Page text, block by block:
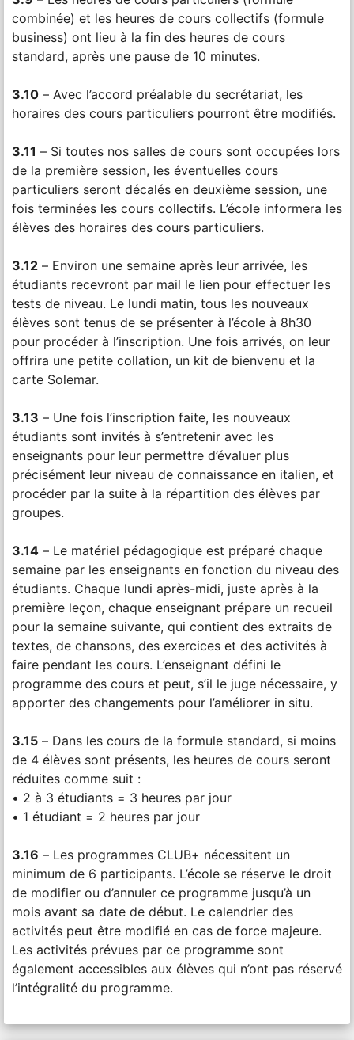
combinée) et les heures de cours collectifs (formule
business) ont lieu à la fin des heures de cours
standard, après une pause de 10 minutes.
3.10 – Avec l’accord préalable du secrétariat, les
horaires des cours particuliers pourront être modifiés.
3.11 – Si toutes nos salles de cours sont occupées lors
de la première session, les éventuelles cours
particuliers seront décalés en deuxième session, une
fois terminées les cours collectifs. L’école informera les
élèves des horaires des cours particuliers.
3.12 – Environ une semaine après leur arrivée, les
étudiants recevront par mail le lien pour effectuer les
tests de niveau. Le lundi matin, tous les nouveaux
élèves sont tenus de se présenter à l’école à 8h30
pour procéder à l’inscription. Une fois arrivés, on leur
offrira une petite collation, un kit de bienvenu et la
carte Solemar.
3.13 – Une fois l’inscription faite, les nouveaux
étudiants sont invités à s’entretenir avec les
enseignants pour leur permettre d’évaluer plus
précisément leur niveau de connaissance en italien, et
procéder par la suite à la répartition des élèves par
groupes.
3.14 – Le matériel pédagogique est préparé chaque
semaine par les enseignants en fonction du niveau des
étudiants. Chaque lundi après-midi, juste après à la
première leçon, chaque enseignant prépare un recueil
pour la semaine suivante, qui contient des extraits de
textes, de chansons, des exercices et des activités à
faire pendant les cours. L’enseignant défini le
programme des cours et peut, s’il le juge nécessaire, y
apporter des changements pour l’améliorer in situ.
3.15 – Dans les cours de la formule standard, si moins
de 4 élèves sont présents, les heures de cours seront
réduites comme suit :
• 2 à 3 étudiants = 3 heures par jour
• 1 étudiant = 2 heures par jour
3.16 – Les programmes CLUB+ nécessitent un
minimum de 6 participants. L’école se réserve le droit
de modifier ou d’annuler ce programme jusqu’à un
mois avant sa date de début. Le calendrier des
activités peut être modifié en cas de force majeure.
Les activités prévues par ce programme sont
également accessibles aux élèves qui n’ont pas réservé
l’intégralité du programme.